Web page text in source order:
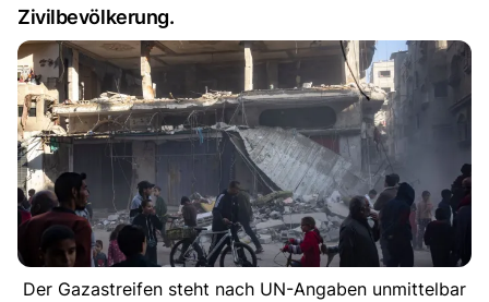
Zivilbevölkerung.
Der Gazastreifen steht nach UN-Angaben unmittelbar